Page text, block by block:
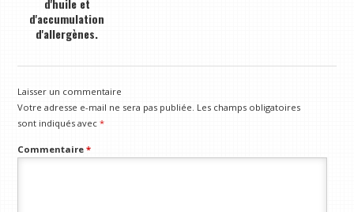
d'huile et
d'accumulation
d'allergènes.
Laisser un commentaire
Votre adresse e-mail ne sera pas publiée. Les champs obligatoires
sont indiqués avec*
Commentaire*